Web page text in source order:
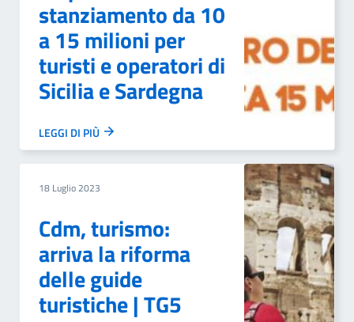
stanziamento da 10
a 15 milioni per
turisti e operatori di
Sicilia e Sardegna
LEGGI DI PIÙ
18 Luglio 2023
Cdm, turismo:
arriva la riforma
delle guide
turistiche | TG5